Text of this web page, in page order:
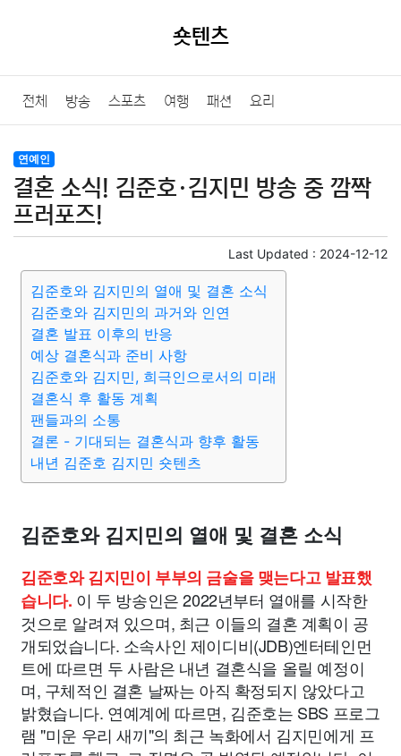
숏텐츠
전체 방송 스포츠 여행 패션 요리
연예인
결혼 소식! 김준호·김지민 방송 중 깜짝
프러포즈!
Last Updated : 2024-12-12
김준호와 김지민의 열애 및 결혼 소식
김준호와 김지민의 과거와 인연
결혼 발표 이후의 반응
예상 결혼식과 준비 사항
김준호와 김지민, 희극인으로서의 미래
결혼식 후 활동 계획
팬들과의 소통
결론 - 기대되는 결혼식과 향후 활동
내년 김준호 김지민 숏텐츠
김준호와 김지민의 열애 및 결혼 소식
김준호와 김지민이 부부의 금술을 맺는다고 발표했
습니다. 이 두 방송인은 2022년부터 열애를 시작한
것으로 알려져 있으며, 최근 이들의 결혼 계획이 공
개되었습니다. 소속사인 제이디비(JDB)엔터테인먼
트에 따르면 두 사람은 내년 결혼식을 올릴 예정이
며, 구체적인 결혼 날짜는 아직 확정되지 않았다고
밝혔습니다. 연예계에 따르면, 김준호는 SBS 프로그
램 "미운 우리 새끼"의 최근 녹화에서 김지민에게 프